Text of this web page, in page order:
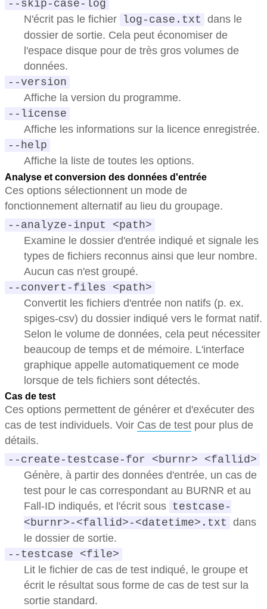
--skip-case-log
N'écrit pas le fichier log-case.txt dans le
dossier de sortie. Cela peut économiser de
l'espace disque pour de très gros volumes de
données.
--version
Affiche la version du programme.
--license
Affiche les informations sur la licence enregistrée.
--help
Affiche la liste de toutes les options.
Analyse et conversion des données d'entrée
Ces options sélectionnent un mode de
fonctionnement alternatif au lieu du groupage.
--analyze-input <path>
Examine le dossier d'entrée indiqué et signale les
types de fichiers reconnus ainsi que leur nombre.
Aucun cas n'est groupé.
--convert-files <path>
Convertit les fichiers d'entrée non natifs (p. ex.
spiges-csv) du dossier indiqué vers le format natif.
Selon le volume de données, cela peut nécessiter
beaucoup de temps et de mémoire. L'interface
graphique appelle automatiquement ce mode
lorsque de tels fichiers sont détectés.
Cas de test
Ces options permettent de générer et d'exécuter des
cas de test individuels. Voir Cas de test pour plus de
détails.
--create-testcase-for <burnr> <fallid>
Génère, à partir des données d'entrée, un cas de
test pour le cas correspondant au BURNR et au
Fall-ID indiqués, et l'écrit sous testcase-
<burnr>-<fallid>-<datetime>.txt dans
le dossier de sortie.
--testcase <file>
Lit le fichier de cas de test indiqué, le groupe et
écrit le résultat sous forme de cas de test sur la
sortie standard.